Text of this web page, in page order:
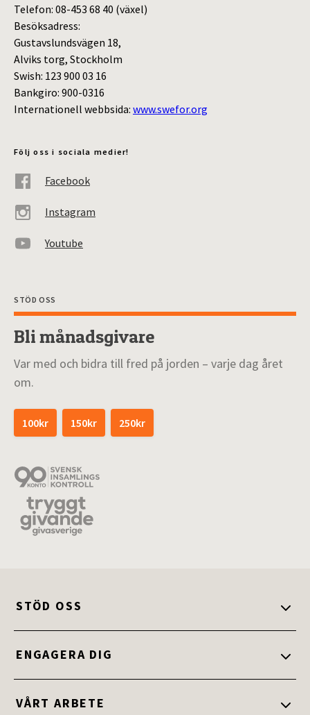
Telefon: 08-453 68 40 (växel)
Besöksadress:
Gustavslundsvägen 18,
Alviks torg, Stockholm
Swish: 123 900 03 16
Bankgiro: 900-0316
Internationell webbsida: www.swefor.org
Följ oss i sociala medier!
Facebook
Instagram
Youtube
STÖD OSS
Bli månadsgivare
Var med och bidra till fred på jorden – varje dag året
om.
100kr 150kr 250kr
STÖD OSS
Ge en gåva
Ge bort ett gåvokort
ENGAGERA DIG
VÅRT ARBETE